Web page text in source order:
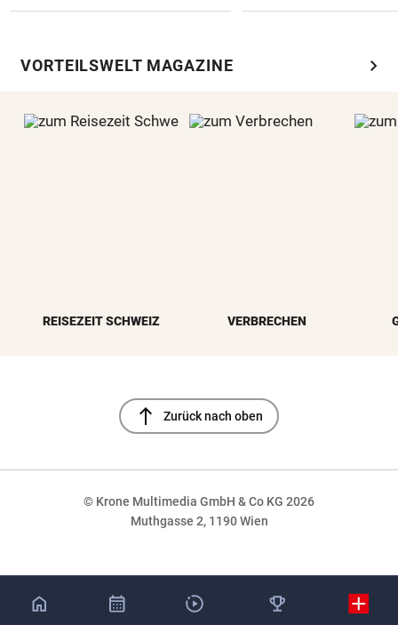
VORTEILSWELT MAGAZINE chevron_right
REISEZEIT SCHWEIZ VERBRECHEN
north Zurück nach oben
© Krone Multimedia GmbH & Co KG 2026
Muthgasse 2, 1190 Wien
NaN%